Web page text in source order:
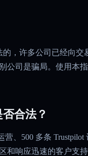
，许多公司已经向交
公司是骗局。使用本
合法？
、500 多条 Trustpilot
和响应迅速的客户支